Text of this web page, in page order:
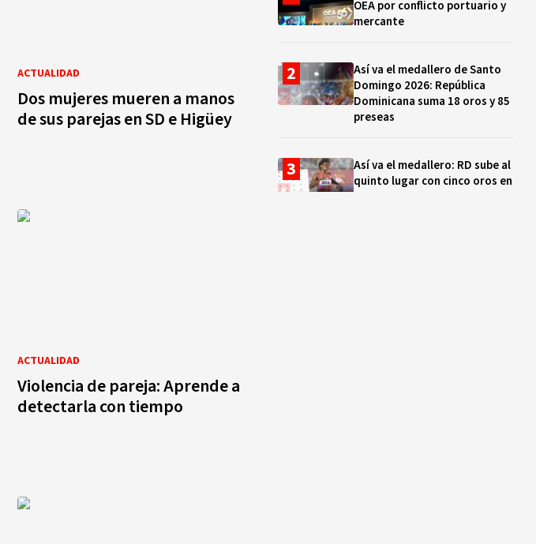
ACTUALIDAD
Dos mujeres mueren a manos
de sus parejas en SD e Higüey
ACTUALIDAD
Violencia de pareja: Aprende a
detectarla con tiempo
OEA por conflicto portuario y
mercante
Así va el medallero de Santo
Domingo 2026: República
Dominicana suma 18 oros y 85
preseas
Así va el medallero: RD sube al
quinto lugar con cinco oros en